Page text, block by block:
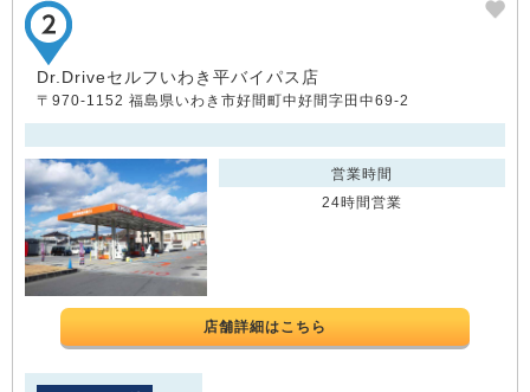
Dr.Driveセルフいわき平バイパス店
〒970-1152 福島県いわき市好間町中好間字田中69-2
営業時間
24時間営業
店舗詳細はこちら